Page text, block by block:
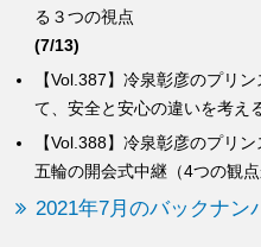
【Vol.388】冷泉彰彦のプリ
五輪の開会式中継（4つの観
【Vol.387】冷泉彰彦のプリ
て、安全と安心の違いを考え
る３つの視点
(7/13)
2021年7月のバックナン